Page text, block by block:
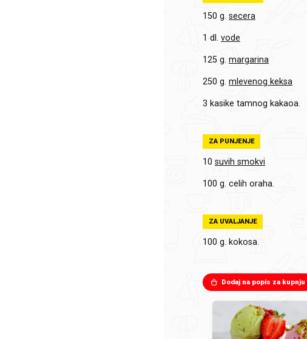
150 g. secera
1 dl. vode
125 g. margarina
250 g. mlevenog keksa
3 kasike tamnog kakaoa.
ZA PUNJENJE
10 suvih smokvi
100 g. celih oraha.
ZA UVALJANJE
100 g. kokosa.
Dodaj na popis za kupnju